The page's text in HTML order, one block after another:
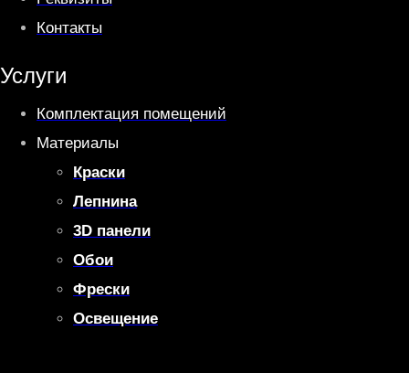
Контакты
Услуги
Комплектация помещений
Материалы
Краски
Лепнина
3D панели
Обои
Фрески
Освещение